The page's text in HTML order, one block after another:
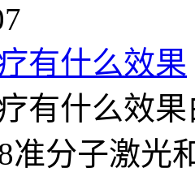
有什么效果
有什么效
准分子激光